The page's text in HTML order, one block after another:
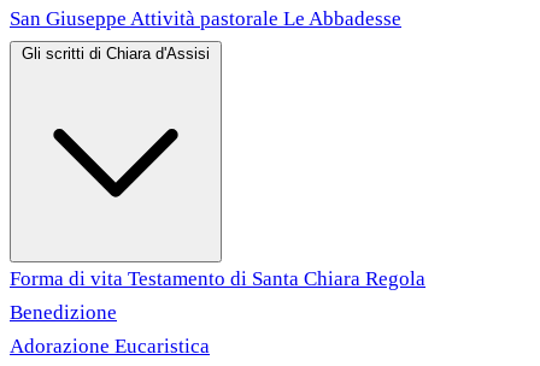
San Giuseppe Attività pastorale Le Abbadesse
Forma di vita Testamento di Santa Chiara Regola
Benedizione
Adorazione Eucaristica